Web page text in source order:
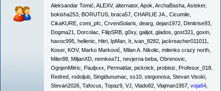
Aleksandar Tomić ALEXV, alternator, Apok ArchaBasha Asteker,
bokisha253 BORUTUS braca57 CHARLIE JA. Cicumile
CikaKURE comi_pfc CrveniSolaris dearg dejan1972 Dimitrise93
Dogma21
Dorcolac FilipSRB g0xy, galijot glados gost321 goxin
havoc995 hellenic Hitri IpMan Ir, ivan_8282 jackreacher011011
Koser, KOV, Marko Marković Milan A. Nikolic milenko crazy north
Miler88 MiljanXD nemkea71 nevjerna beba Obrenovic
OgnjenMitric Pauljxxx Permaldar, picknick probisic Profesor_018
Redred rodoljub Singidunumac ss10 stegonosa Stevan Visoki
Stevan2026 Tafocus Topaz9 VJ Vlado82 Vlajman1957 voja64